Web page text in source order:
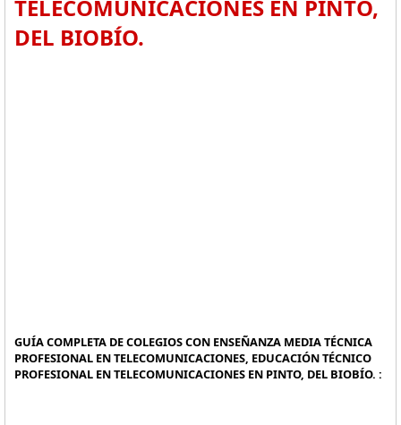
TELECOMUNICACIONES EN PINTO,
DEL BIOBÍO.
GUÍA COMPLETA DE COLEGIOS CON ENSEÑANZA MEDIA TÉCNICA
PROFESIONAL EN TELECOMUNICACIONES, EDUCACIÓN TÉCNICO
PROFESIONAL EN TELECOMUNICACIONES EN PINTO, DEL BIOBÍO. :